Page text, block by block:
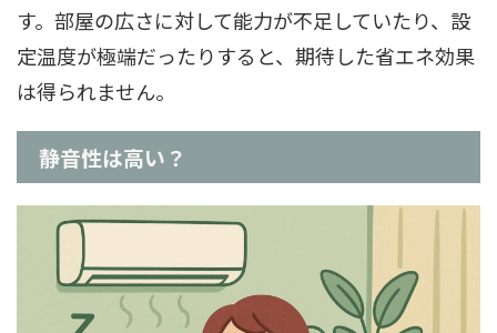
す。部屋の広さに対して能力が不足していたり、設
定温度が極端だったりすると、期待した省エネ効果
は得られません。
静音性は高い？